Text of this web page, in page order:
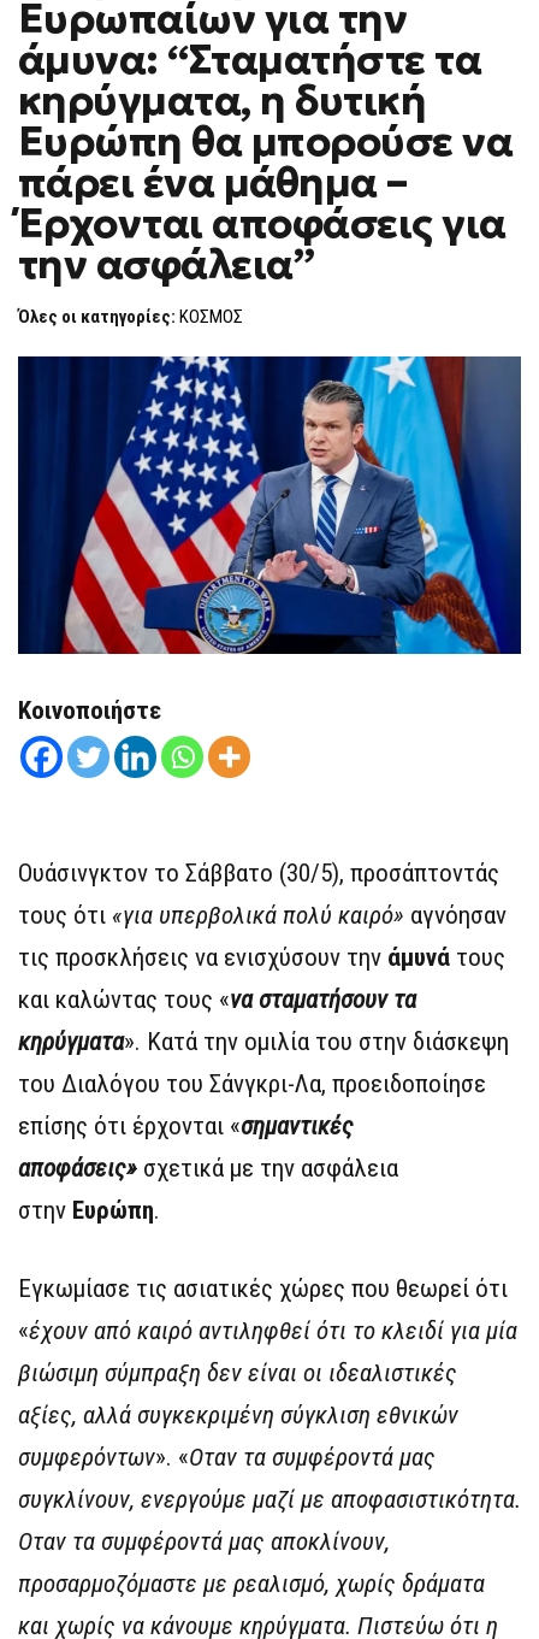
ΕΥΡΩΠΑΊΩΝ
ΓΙΑ
ΤΗΝ
ΆΜΥΝΑ:
“ΣΤΑΜΑΤΉΣΤΕ
ΤΑ
ΚΗΡΎΓΜΑΤΑ,
Η
ΔΥΤΙΚΉ
ΕΥΡΏΠΗ
ΘΑ
ΜΠΟΡΟΎΣΕ
ΝΑ
ΠΆΡΕΙ
ΈΝΑ
–
ΈΡΧΟΝΤΑΙ
ΓΙΑ
ΤΗΝ
ΑΣΦΆΛΕΙΑ”
Ευρωπαίων για την
άμυνα: “Σταματήστε τα
κηρύγματα, η δυτική
Ευρώπη θα μπορούσε να
πάρει ένα μάθημα –
Έρχονται αποφάσεις για
την ασφάλεια”
Όλες οι κατηγορίες: ΚΟΣΜΟΣ
Κοινοποιήστε
Ουάσινγκτον το Σάββατο (30/5), προσάπτοντάς
τους ότι «για υπερβολικά πολύ καιρό» αγνόησαν
τις προσκλήσεις να ενισχύσουν την άμυνά τους
και καλώντας τους «να σταματήσουν τα
κηρύγματα». Κατά την ομιλία του στην διάσκεψη
του Διαλόγου του Σάνγκρι-Λα, προειδοποίησε
επίσης ότι έρχονται «σημαντικές
αποφάσεις» σχετικά με την ασφάλεια
στην Ευρώπη.
Εγκωμίασε τις ασιατικές χώρες που θεωρεί ότι
«έχουν από καιρό αντιληφθεί ότι το κλειδί για μία
βιώσιμη σύμπραξη δεν είναι οι ιδεαλιστικές
αξίες, αλλά συγκεκριμένη σύγκλιση εθνικών
συμφερόντων». «Οταν τα συμφέροντά μας
συγκλίνουν, ενεργούμε μαζί με αποφασιστικότητα.
Οταν τα συμφέροντά μας αποκλίνουν,
προσαρμοζόμαστε με ρεαλισμό, χωρίς δράματα
και χωρίς να κάνουμε κηρύγματα. Πιστεύω ότι η